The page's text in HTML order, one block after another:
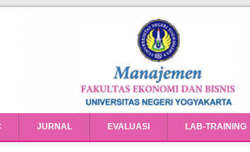
JURNAL EVALUASI LAB-TRAINING